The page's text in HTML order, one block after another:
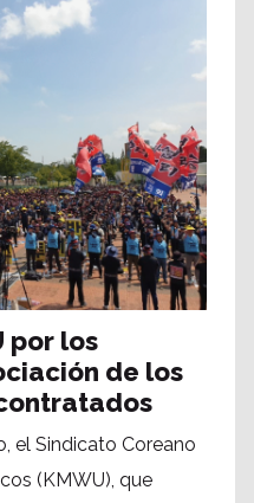
por los
de los
el Sindicato Coreano
(KMWU), que